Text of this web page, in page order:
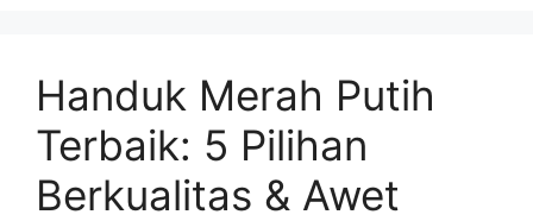
Handuk Merah Putih
Terbaik: 5 Pilihan
Berkualitas & Awet